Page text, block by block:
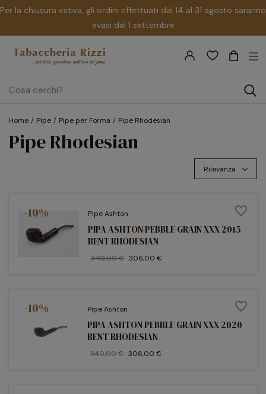
Per la chiusura estiva, gli ordini effettuati dal 14 al 31 agosto saranno
evasi dal 1 settembre
search
☰
Home Pipe Pipe per Forma Pipe Rhodesian
Pipe Rhodesian
Rilevanza
-10% Pipe Ashton
PIPA ASHTON PEBBLE GRAIN XXX 2015
BENT RHODESIAN
340,00 € 306,00 €
favorite_border
-10% Pipe Ashton
PIPA ASHTON PEBBLE GRAIN XXX 2020
BENT RHODESIAN
340,00 € 306,00 €
favorite_border